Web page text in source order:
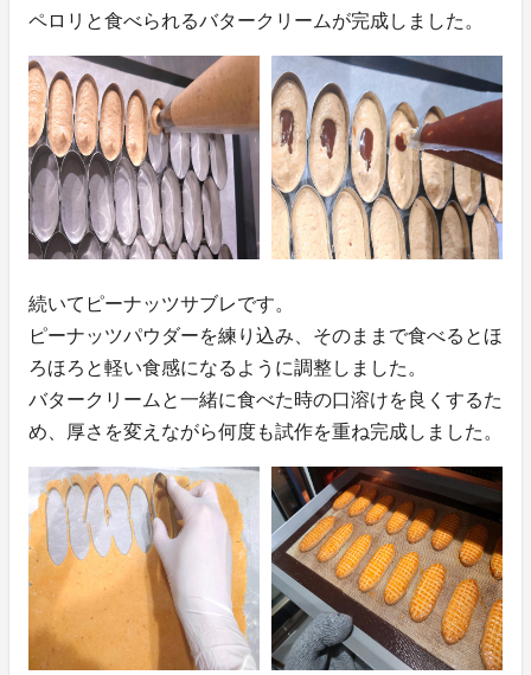
ペロリと食べられるバタークリームが完成しました。
続いてピーナッツサブレです。
ピーナッツパウダーを練り込み、そのままで食べるとほ
ろほろと軽い食感になるように調整しました。
バタークリームと一緒に食べた時の口溶けを良くするた
め、厚さを変えながら何度も試作を重ね完成しました。